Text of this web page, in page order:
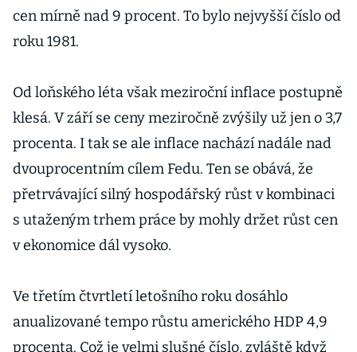
cen mírně nad 9 procent. To bylo nejvyšší číslo od
roku 1981.
Od loňského léta však meziroční inflace postupně
klesá. V září se ceny meziročně zvýšily už jen o 3,7
procenta. I tak se ale inflace nachází nadále nad
dvouprocentním cílem Fedu. Ten se obává, že
přetrvávající silný hospodářský růst v kombinaci
s utaženým trhem práce by mohly držet růst cen
v ekonomice dál vysoko.
Ve třetím čtvrtletí letošního roku dosáhlo
anualizované tempo růstu amerického HDP 4,9
procenta. Což je velmi slušné číslo, zvláště když